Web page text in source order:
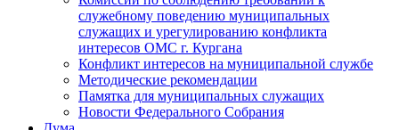
служебному поведению муниципальных
служащих и урегулированию конфликта
интересов ОМС г. Кургана
Конфликт интересов на муниципальной службе
Методические рекомендации
Памятка для муниципальных служащих
Новости Федерального Cобрания